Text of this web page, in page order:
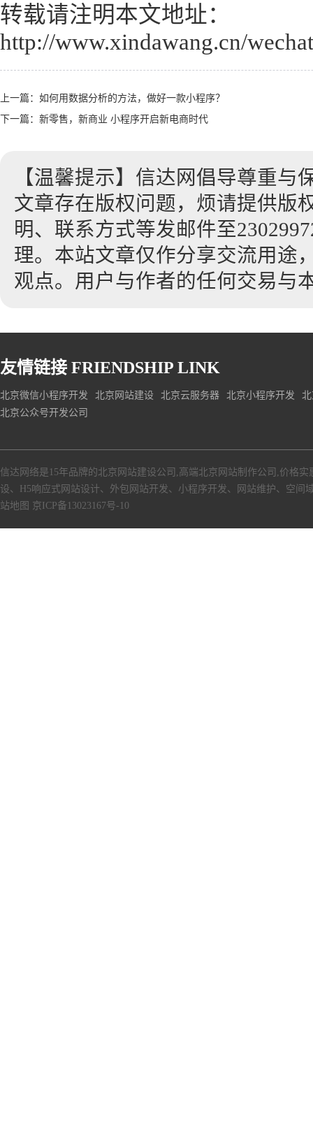
转载请注明本文地址：
http://www.xindawang.cn/
上一篇： 如何用数据分析的方法，做好一款小程序？
下一篇： 新零售，新商业 小程序开启新电商时代
【温馨提示】信达网倡导尊重与
文章存在版权问题，烦请提供版
明、联系方式等发邮件至
理。本站文章仅作分享交流用途
观点。用户与作者的任何交易与
友情链接 FRIENDSHIP LINK
北京微信小程序开发 北京网站建设 北京云服务器 北京小程序开发
北京公众号开发公司
信达网络是15年品牌的北京网站建设公司,高端北京网站制作公司,价格
设、H5响应式网站设计、外包网站开发、小程序开发、网站维护、空
站地图 京ICP备13023167号-10